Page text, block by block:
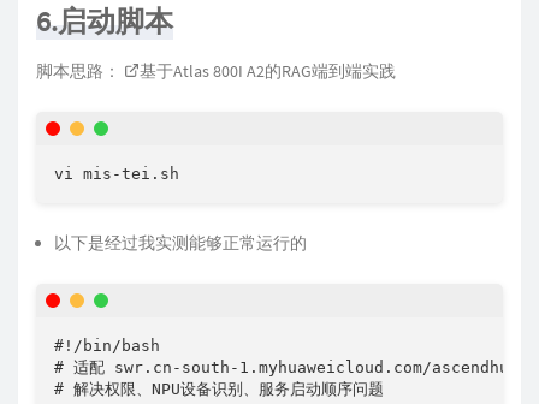
6.启动脚本
脚本思路： 基于Atlas 800I A2的RAG端到端实践
vi mis-tei.sh
以下是经过我实测能够正常运行的
#!/bin/bash
# 适配 swr.cn-south-1.myhuaweicloud.com/
# 解决权限、NPU设备识别、服务启动顺序问题